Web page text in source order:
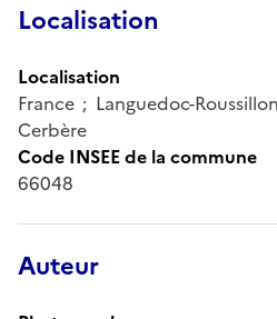
Localisation
Localisation
France ; Languedoc-
Cerbère
Code INSEE de la commune
66048
Auteur